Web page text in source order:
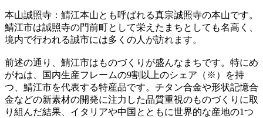
本山誠照寺：鯖江本山とも呼ばれる真宗誠照寺の本山です。
鯖江市は誠照寺の門前町として栄えたまちとしても名高く、
境内で行われる誠市には多くの人が訪れます。
前述の通り、鯖江市はものづくりが盛んなまちです。特にめ
がねは、国内生産フレームの9割以上のシェア（※）を持
つ、鯖江市を代表する特産品です。チタン合金や形状記憶合
金などの新素材の開発に注力した品質重視のものづくりに取
り組んだ結果、イタリアや中国とともに世界的な産地の1つ